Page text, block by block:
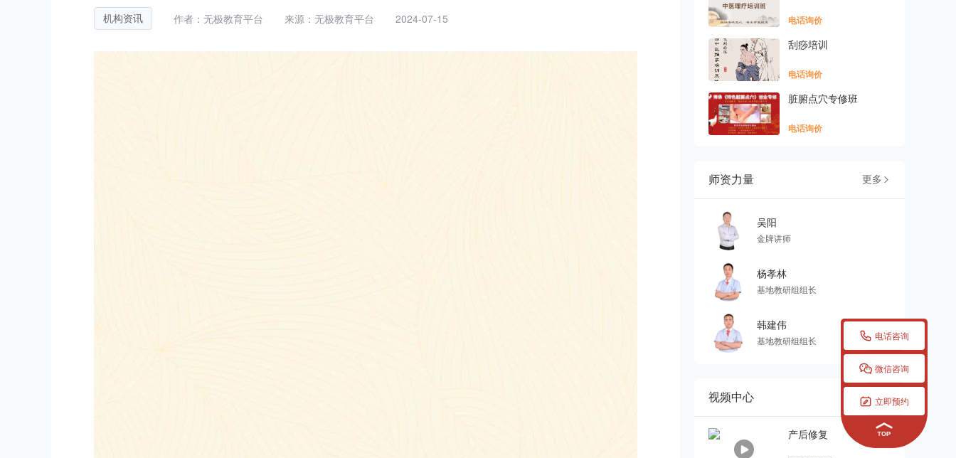
 电话咨询
 微信咨询
 立即预约
机构资讯 作者：无极教育平台 来源：无极教育平台 2024-07-15 电话询价
刮痧培训
电话询价
脏腑点穴专修班
电话询价
师资力量 更多 
吴阳
金牌讲师
杨孝林
基地教研组组长
韩建伟
基地教研组组长
视频中心
产后修复